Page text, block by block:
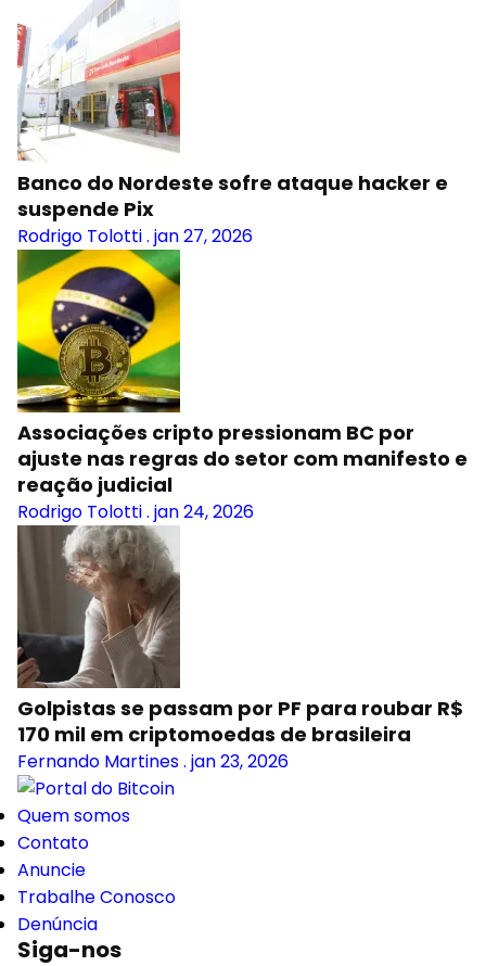
Banco do Nordeste sofre ataque hacker e
suspende Pix
Rodrigo Tolotti. jan 27, 2026
Associações cripto pressionam BC por
ajuste nas regras do setor com manifesto e
reação judicial
Rodrigo Tolotti. jan 24, 2026
Golpistas se passam por PF para roubar R$
170 mil em criptomoedas de brasileira
Fernando Martines. jan 23, 2026
Quem somos
Contato
Anuncie
Trabalhe Conosco
Denúncia
Siga-nos